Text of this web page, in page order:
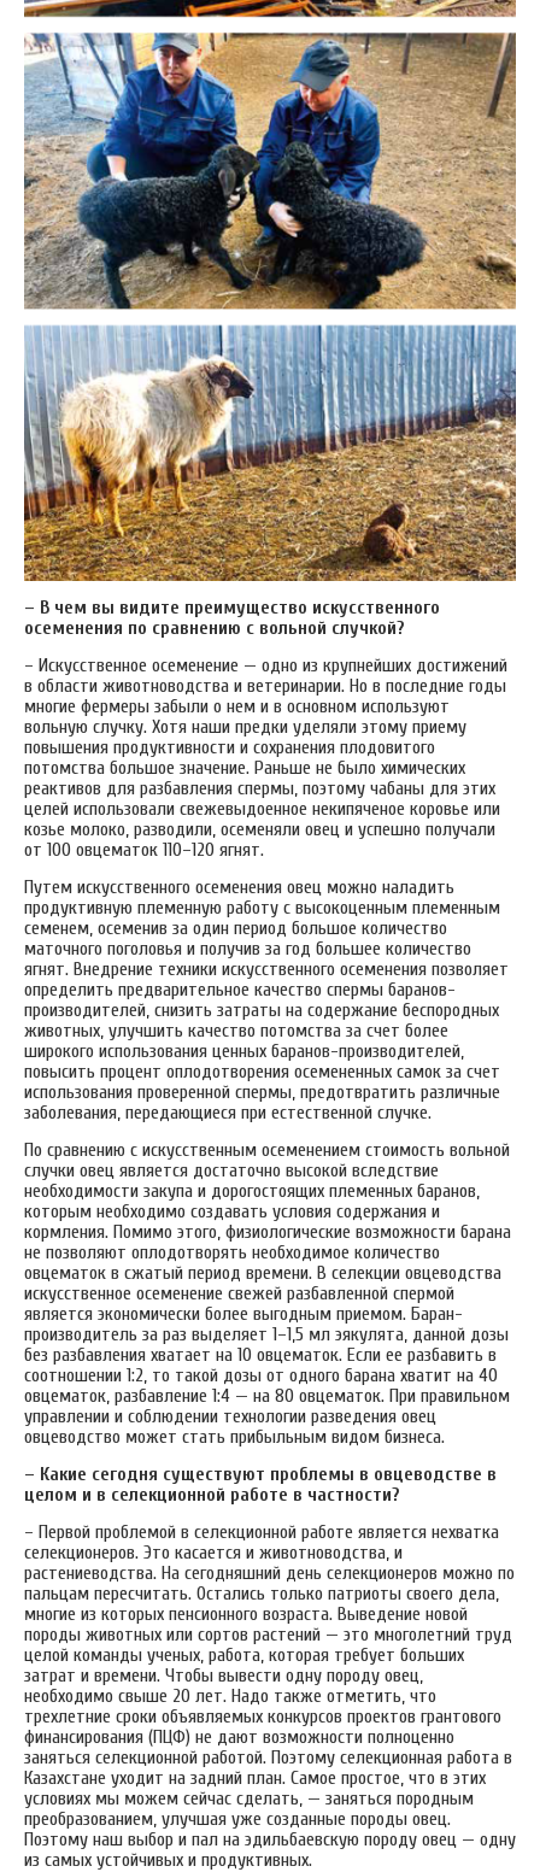
– В чем вы видите преимущество искусственного
осеменения по сравнению с вольной случкой?
– Искусственное осеменение — одно из крупнейших достижений
в области животноводства и ветеринарии. Но в последние годы
многие фермеры забыли о нем и в основном используют
вольную случку. Хотя наши предки уделяли этому приему
повышения продуктивности и сохранения плодовитого
потомства большое значение. Раньше не было химических
реактивов для разбавления спермы, поэтому чабаны для этих
целей использовали свежевыдоенное некипяченое коровье или
козье молоко, разводили, осеменяли овец и успешно получали
от 100 овцематок 110–120 ягнят.
Путем искусственного осеменения овец можно наладить
продуктивную племенную работу с высокоценным племенным
семенем, осеменив за один период большое количество
маточного поголовья и получив за год большее количество
ягнят. Внедрение техники искусственного осеменения позволяет
определить предварительное качество спермы баранов-
производителей, снизить затраты на содержание беспородных
животных, улучшить качество потомства за счет более
широкого использования ценных баранов-производителей,
повысить процент оплодотворения осемененных самок за счет
использования проверенной спермы, предотвратить различные
заболевания, передающиеся при естественной случке.
По сравнению с искусственным осеменением стоимость вольной
случки овец является достаточно высокой вследствие
необходимости закупа и дорогостоящих племенных баранов,
которым необходимо создавать условия содержания и
кормления. Помимо этого, физиологические возможности барана
не позволяют оплодотворять необходимое количество
овцематок в сжатый период времени. В селекции овцеводства
искусственное осеменение свежей разбавленной спермой
является экономически более выгодным приемом. Баран-
производитель за раз выделяет 1–1,5 мл эякулята, данной дозы
без разбавления хватает на 10 овцематок. Если ее разбавить в
соотношении 1:2, то такой дозы от одного барана хватит на 40
овцематок, разбавление 1:4 — на 80 овцематок. При правильном
управлении и соблюдении технологии разведения овец
овцеводство может стать прибыльным видом бизнеса.
– Какие сегодня существуют проблемы в овцеводстве в
целом и в селекционной работе в частности?
– Первой проблемой в селекционной работе является нехватка
селекционеров. Это касается и животноводства, и
растениеводства. На сегодняшний день селекционеров можно по
пальцам пересчитать. Остались только патриоты своего дела,
многие из которых пенсионного возраста. Выведение новой
породы животных или сортов растений — это многолетний труд
целой команды ученых, работа, которая требует больших
затрат и времени. Чтобы вывести одну породу овец,
необходимо свыше 20 лет. Надо также отметить, что
трехлетние сроки объявляемых конкурсов проектов грантового
финансирования (ПЦФ) не дают возможности полноценно
заняться селекционной работой. Поэтому селекционная работа в
Казахстане уходит на задний план. Самое простое, что в этих
условиях мы можем сейчас сделать, — заняться породным
преобразованием, улучшая уже созданные породы овец.
Поэтому наш выбор и пал на эдильбаевскую породу овец — одну
из самых устойчивых и продуктивных.